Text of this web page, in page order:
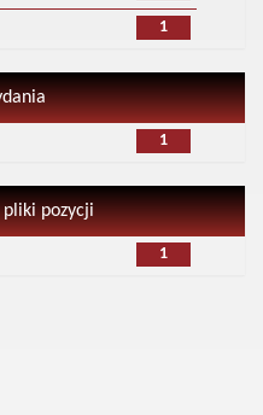
1
1
pliki pozycji
1